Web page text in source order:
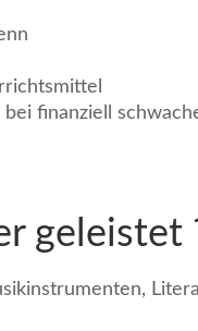
finanziell
geleistet